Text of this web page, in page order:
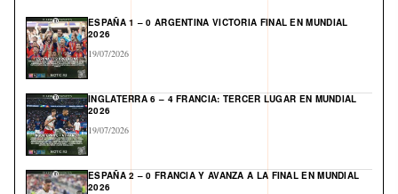
ESPAÑA 1 – 0 ARGENTINA VICTORIA FINAL EN MUNDIAL
2026
19/07/2026
INGLATERRA 6 – 4 FRANCIA: TERCER LUGAR EN MUNDIAL
2026
19/07/2026
ESPAÑA 2 – 0 FRANCIA Y AVANZA A LA FINAL EN MUNDIAL
2026